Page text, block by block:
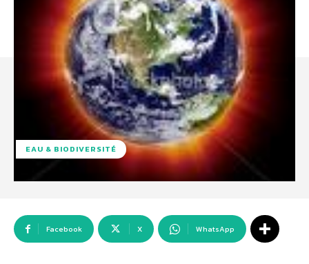
EAU & BIODIVERSITÉ
Facebook X WhatsApp